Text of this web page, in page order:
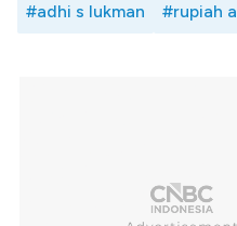
#adhi s lukman #rupiah